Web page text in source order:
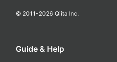
© 2011-2026 Qiita Inc.
Guide & Help